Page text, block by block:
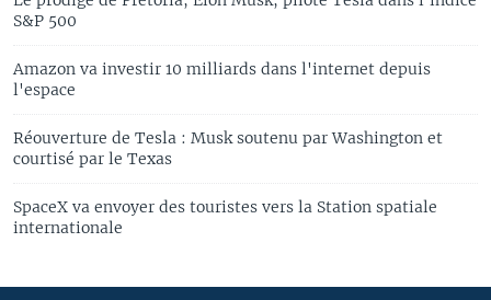
S&P 500
Amazon va investir 10 milliards dans l'internet depuis
l'espace
Réouverture de Tesla : Musk soutenu par Washington et
courtisé par le Texas
SpaceX va envoyer des touristes vers la Station spatiale
internationale